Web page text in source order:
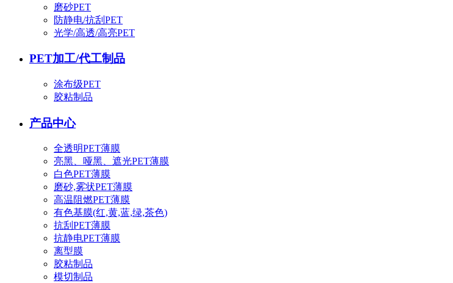
磨砂PET
防静电/抗刮PET
光学/高透/高亮PET
PET加工/代工制品
涂布级PET
胶粘制品
产品中心
全透明PET薄膜
亮黑、哑黑、遮光PET薄膜
白色PET薄膜
磨砂,雾状PET薄膜
高温阻燃PET薄膜
有色基膜(红,黄,蓝,绿,茶色)
抗刮PET薄膜
抗静电PET薄膜
离型膜
胶粘制品
模切制品